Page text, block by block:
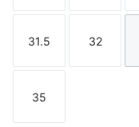
Maat
31.5
Maat
32
Maat
35